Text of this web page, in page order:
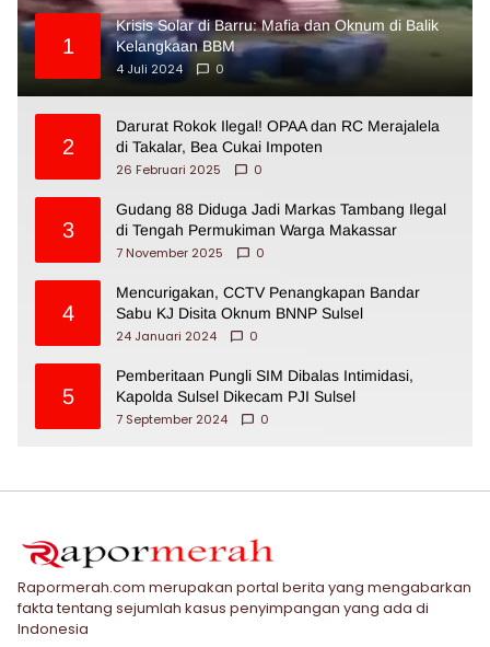
1
Krisis Solar di Barru: Mafia dan Oknum di Balik
Kelangkaan BBM
4 Juli 2024
0
2
Darurat Rokok Ilegal! OPAA dan RC Merajalela
di Takalar, Bea Cukai Impoten
26 Februari 2025
0
3
Gudang 88 Diduga Jadi Markas Tambang Ilegal
di Tengah Permukiman Warga Makassar
7 November 2025
0
4
Mencurigakan, CCTV Penangkapan Bandar
Sabu KJ Disita Oknum BNNP Sulsel
24 Januari 2024
0
5
Pemberitaan Pungli SIM Dibalas Intimidasi,
Kapolda Sulsel Dikecam PJI Sulsel
7 September 2024
0
Rapormerah.com merupakan portal berita yang mengabarkan
fakta tentang sejumlah kasus penyimpangan yang ada di
Indonesia